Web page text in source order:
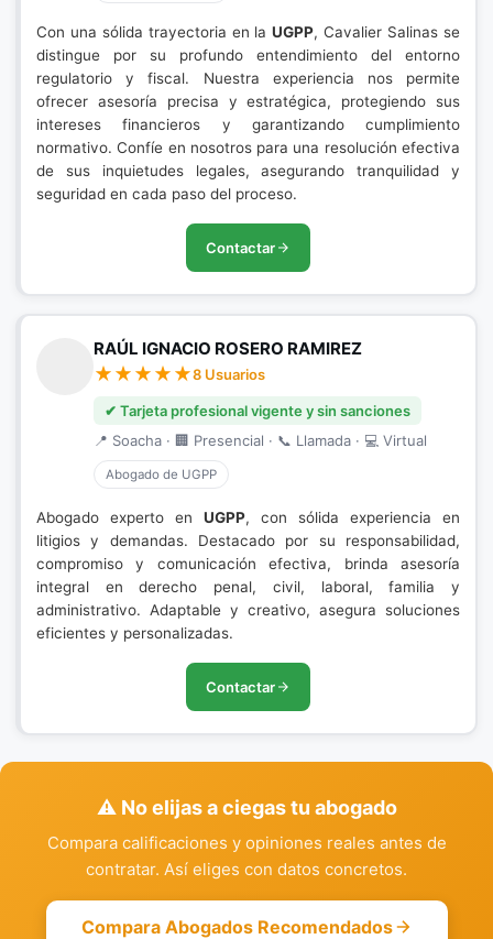
Con una sólida trayectoria en laUGPP, Cavalier Salinas se
distingue por su profundo entendimiento del entorno
regulatorio y fiscal. Nuestra experiencia nos permite
ofrecer asesoría precisa y estratégica, protegiendo sus
intereses financieros y garantizando cumplimiento
normativo. Confíe en nosotros para una resolución efectiva
de sus inquietudes legales, asegurando tranquilidad y
seguridad en cada paso del proceso.
Contactar
RAÚL IGNACIO ROSERO RAMIREZ
8 Usuarios
✔ Tarjeta profesional vigente y sin sanciones
📍 Soacha · 🏢 Presencial · 📞 Llamada · 💻 Virtual
Abogado de UGPP
Abogado experto en UGPP, con sólida experiencia en
litigios y demandas. Destacado por su responsabilidad,
compromiso y comunicación efectiva, brinda asesoría
integral en derecho penal, civil, laboral, familia y
administrativo. Adaptable y creativo, asegura soluciones
eficientes y personalizadas.
Contactar
⚠️ No elijas a ciegas tu abogado
Compara calificaciones y opiniones reales antes de
contratar. Así eliges con datos concretos.
Compara Abogados Recomendados